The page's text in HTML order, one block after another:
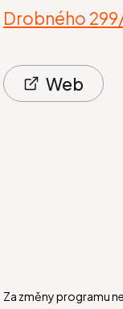
Drobného
Web
Za změny programu